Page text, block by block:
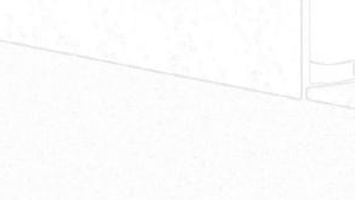
施工事例掲載などにご協力いただくこ
る家づくりが可能です。 デザインファー
の家＝同じ家は存在しないというコンセ